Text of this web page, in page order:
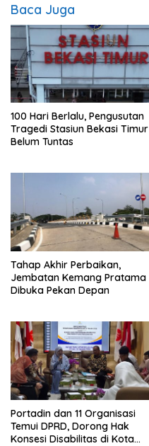
Baca Juga
100 Hari Berlalu, Pengusutan
Tragedi Stasiun Bekasi Timur
Belum Tuntas
Tahap Akhir Perbaikan,
Jembatan Kemang Pratama
Dibuka Pekan Depan
Portadin dan 11 Organisasi
Temui DPRD, Dorong Hak
Konsesi Disabilitas di Kota